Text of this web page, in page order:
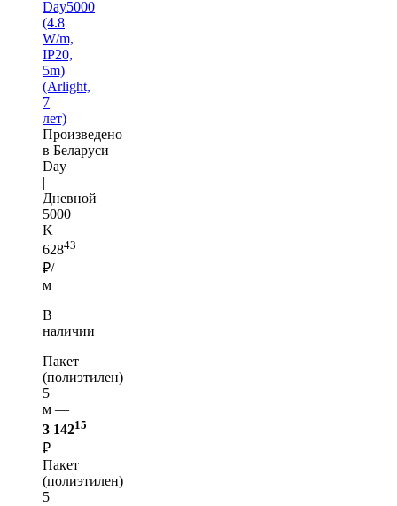
Day5000
(4.8
W/m,
IP20,
5m)
(Arlight,
7
лет)
Произведено
в Беларуси
Day
|
Дневной
5000
K
62843
₽/
м
В
наличии
Пакет
(полиэтилен)
5
м —
3 14215
₽
Пакет
(полиэтилен)
5